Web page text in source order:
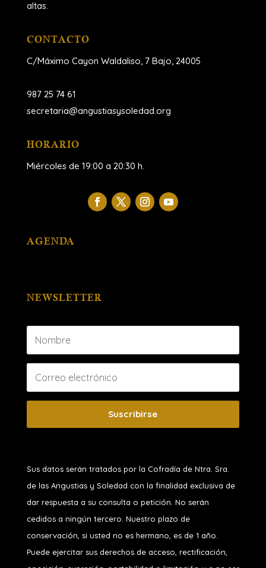
altas.
CONTACTO
C/Máximo Cayon Waldaliso, 7 Bajo, 24005
987 25 74 61
secretaria@angustiasysoledad.org
HORARIO
Miércoles de 19:00 a 20:30 h.
AGENDA
NEWSLETTER
Suscribirse
Sus datos serán tratados por la Cofradía de Ntra. Sra.
de las Angustias y Soledad con la finalidad exclusiva de
dar respuesta a su consulta o petición. No serán
cedidos a ningún tercero. Nuestro plazo de
conservación, si usted no es hermano, es de 1 año.
Puede ejercitar sus derechos de acceso, rectificación,